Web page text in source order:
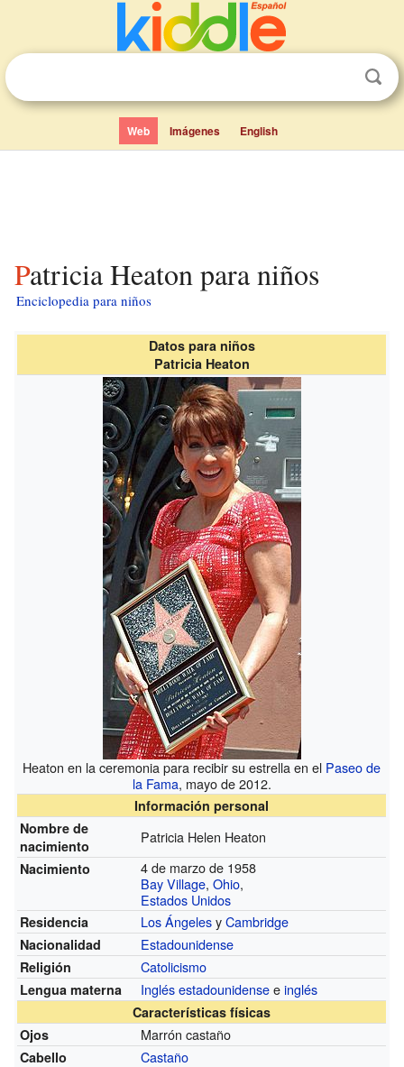
Web Imágenes English
Patricia Heaton para niños
Enciclopedia para niños
Datos para niños
Patricia Heaton
Heaton en la ceremonia para recibir su estrella en el Paseo de
la Fama, mayo de 2012.
Información personal
Nombre de
nacimiento
Patricia Helen Heaton
Nacimiento
4 de marzo de 1958
Bay Village,Ohio,
Estados Unidos
Residencia Los ÁngelesyCambridge
Nacionalidad Estadounidense
Religión Catolicismo
Lengua materna Inglés estadounidenseeinglés
Características físicas
Ojos
Marrón castaño
Cabello Castaño